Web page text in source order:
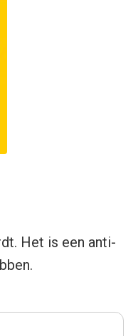
Het is een anti-